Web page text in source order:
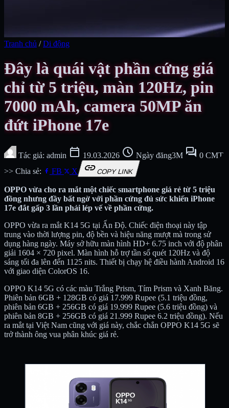
Tranh chủ / Di động
Đây là quái vật phần cứng giá
chỉ từ 5 triệu, màn 120Hz, pin
7000 mAh, camera 50MP ăn
đứt iPhone 17e
Tác giả: admin calendar_today 19.03.2026 schedule Ngày đăng3M forum 0 CMT
>> Chia sẻ:
FB X linkCOPY LINK
OPPO vừa cho ra mắt một chiếc smartphone giá rẻ từ 5 triệu
đồng nhưng đầy bất ngờ với phần cứng đủ sức khiến iPhone
17e đắt gấp 3 lần phải lép vế về phần cứng.
OPPO vừa ra mắt K14 5G tại Ấn Độ. Chiếc điện thoại này tập
trung vào thời lượng pin, độ bền và hiệu năng mượt mà trong sử
dụng hàng ngày. Máy sở hữu màn hình HD+ 6.75 inch với độ phân
giải 1604 × 720 pixel. Màn hình hỗ trợ tần số quét 120Hz và độ
sáng tối đa lên đến 1125 nits. Thiết bị chạy hệ điều hành Android 16
với giao diện ColorOS 16.
OPPO K14 5G có các màu Trắng Prism, Tím Prism và Xanh Băng.
Phiên bản 6GB + 128GB có giá 17.999 Rupee (5.1 triệu đồng,
phiên bản 6GB + 256GB có giá 19.999 Rupee (5.6 triệu đồng) và
phiên bản 8GB + 256GB có giá 21.999 Rupee 6.2 triệu đồng). Nếu
ra mắt tại Việt Nam cũng với giá này, chắc chắn OPPO K14 5G sẽ
trở thành ông vua phân khúc giá rẻ.